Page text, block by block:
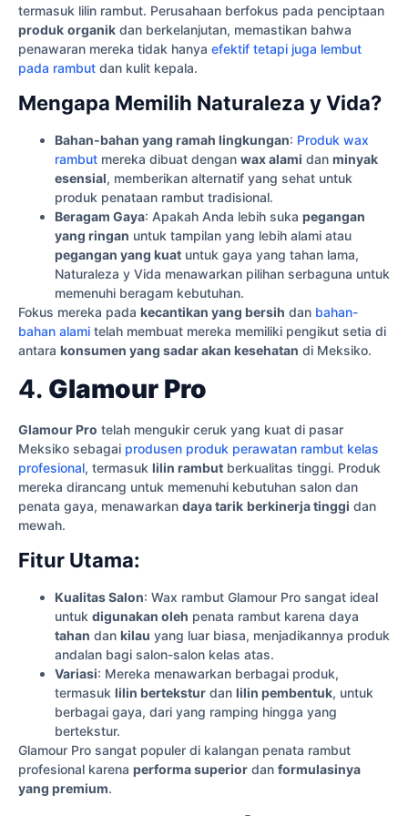
termasuk lilin rambut. Perusahaan berfokus pada penciptaan
produk organik dan berkelanjutan, memastikan bahwa
penawaran mereka tidak hanya efektif tetapi juga lembut
pada rambut dan kulit kepala.
Mengapa Memilih Naturaleza y Vida?
Bahan-bahan yang ramah lingkungan: Produk wax
rambut mereka dibuat dengan wax alami dan minyak
esensial, memberikan alternatif yang sehat untuk
produk penataan rambut tradisional.
Beragam Gaya: Apakah Anda lebih suka pegangan
yang ringan untuk tampilan yang lebih alami atau
pegangan yang kuat untuk gaya yang tahan lama,
Naturaleza y Vida menawarkan pilihan serbaguna untuk
memenuhi beragam kebutuhan.
Fokus mereka pada kecantikan yang bersih dan bahan-
bahan alami telah membuat mereka memiliki pengikut setia di
antara konsumen yang sadar akan kesehatan di Meksiko.
4. Glamour Pro
Glamour Pro telah mengukir ceruk yang kuat di pasar
Meksiko sebagai produsen produk perawatan rambut kelas
profesional, termasuk lilin rambut berkualitas tinggi. Produk
mereka dirancang untuk memenuhi kebutuhan salon dan
penata gaya, menawarkan daya tarik berkinerja tinggi dan
mewah.
Fitur Utama:
Kualitas Salon: Wax rambut Glamour Pro sangat ideal
untuk digunakan oleh penata rambut karena daya
tahan dan kilau yang luar biasa, menjadikannya produk
andalan bagi salon-salon kelas atas.
Variasi: Mereka menawarkan berbagai produk,
termasuk lilin bertekstur dan lilin pembentuk, untuk
berbagai gaya, dari yang ramping hingga yang
bertekstur.
Glamour Pro sangat populer di kalangan penata rambut
profesional karena performa superior dan formulasinya
yang premium.